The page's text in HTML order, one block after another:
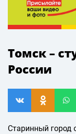
Томск –
России
Старинный город